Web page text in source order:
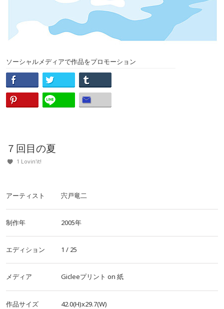
ソーシャルメディアで作品をプロモーション
７回目の夏
1 Lovin'it!
アーティスト 宍戸竜二
制作年 2005年
エディション 1 / 25
メディア Gicleeプリント on 紙
作品サイズ 42.0(H)x29.7(W)